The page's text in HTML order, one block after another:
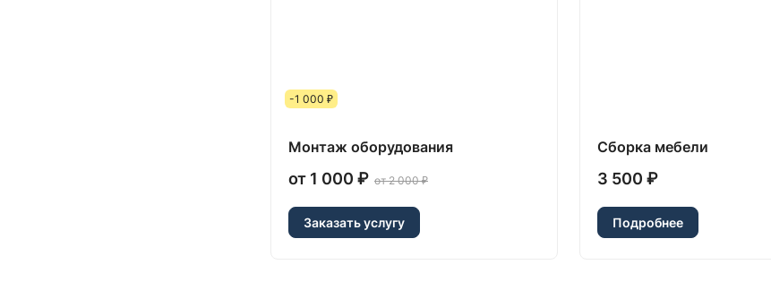
-1 000 ₽
Монтаж оборудования
от 1 000 ₽ от 2 000 ₽
Заказать услугу
Сборка мебели
3 500 ₽
Подробнее